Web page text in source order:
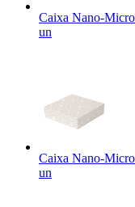
Caixa Nano-
un
Caixa Nano-
un